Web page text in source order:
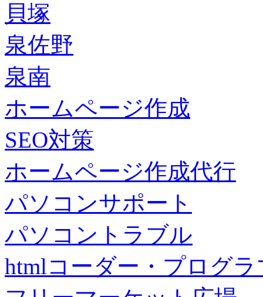
貝塚
泉佐野
泉南
ホームページ作成
SEO対策
ホームページ作成代行
パソコンサポート
パソコントラブル
htmlコーダー・プログラ